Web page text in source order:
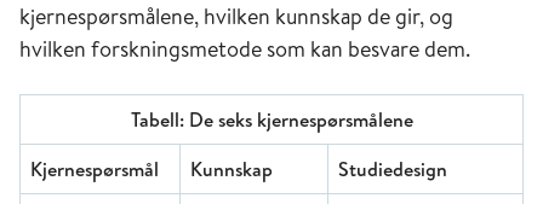
kjernespørsmålene, hvilken kunnskap de gir, og
hvilken forskningsmetode som kan besvare dem.
Tabell: De seks kjernespørsmålene
Kjernespørsmål
Kunnskap
Studiedesign